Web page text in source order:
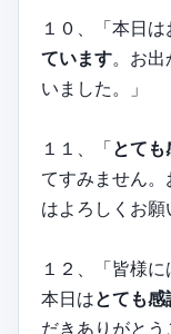
１０、「本日
ています。お
いました。」
１１、「とて
てすみません
はよろしくお願
１２、「皆様
本日はとても
だきありがとう